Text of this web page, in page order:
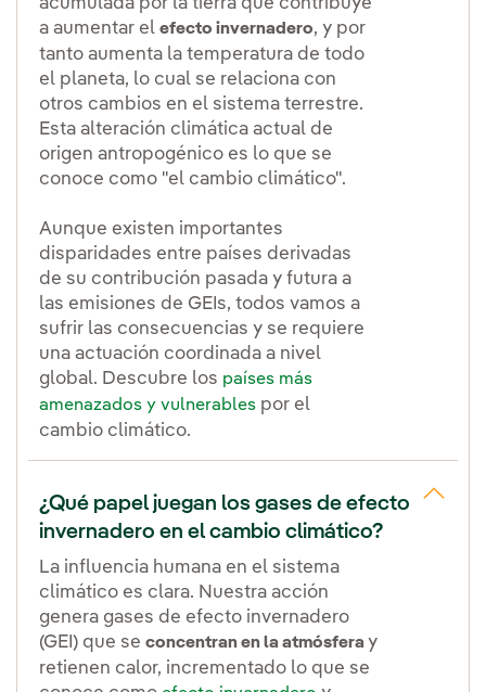
a aumentar el efecto invernadero, y por
tanto aumenta la temperatura de todo
el planeta, lo cual se relaciona con
otros cambios en el sistema terrestre.
Esta alteración climática actual de
origen antropogénico es lo que se
conoce como "el cambio climático".
Aunque existen importantes
disparidades entre países derivadas
de su contribución pasada y futura a
las emisiones de GEIs, todos vamos a
sufrir las consecuencias y se requiere
una actuación coordinada a nivel
global. Descubre los países más
amenazados y vulnerables por el
cambio climático.
¿Qué papel juegan los gases de efecto
invernadero en el cambio climático?
La influencia humana en el sistema
climático es clara. Nuestra acción
genera gases de efecto invernadero
(GEI) que se concentran en la atmósfera y
retienen calor, incrementado lo que se